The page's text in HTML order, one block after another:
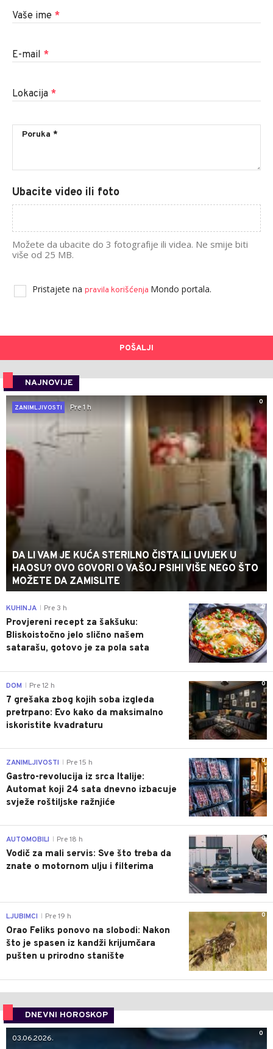
Vaše ime *
E-mail *
Lokacija *
Ubacite video ili foto
Možete da ubacite do 3 fotografije ili videa. Ne smije biti
više od 25 MB.
Pristajete na pravila korišćenja Mondo portala.
POŠALJI
NAJNOVIJE
0
ZANIMLJIVOSTI
Pre 1 h
DA LI VAM JE KUĆA STERILNO ČISTA ILI UVIJEK U
HAOSU? OVO GOVORI O VAŠOJ PSIHI VIŠE NEGO ŠTO
MOŽETE DA ZAMISLITE
0
KUHINJA Pre 3 h
Provjereni recept za šakšuku:
Bliskoistočno jelo slično našem
satarašu, gotovo je za pola sata
0
DOM Pre 12 h
7 grešaka zbog kojih soba izgleda
pretrpano: Evo kako da maksimalno
iskoristite kvadraturu
0
ZANIMLJIVOSTI Pre 15 h
Gastro-revolucija iz srca Italije:
Automat koji 24 sata dnevno izbacuje
svježe roštiljske ražnjiće
0
AUTOMOBILI Pre 18 h
Vodič za mali servis: Sve što treba da
znate o motornom ulju i filterima
0
LJUBIMCI Pre 19 h
Orao Feliks ponovo na slobodi: Nakon
što je spasen iz kandži krijumčara
pušten u prirodno stanište
DNEVNI HOROSKOP
0
03.06.2026.